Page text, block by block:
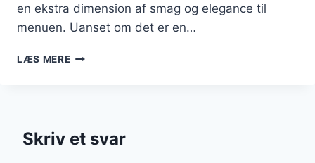
en ekstra dimension af smag og elegance til
menuen. Uanset om det er en…
LÆS MERESMAGFULDE
LEJLIGHEDER
Skriv et svar